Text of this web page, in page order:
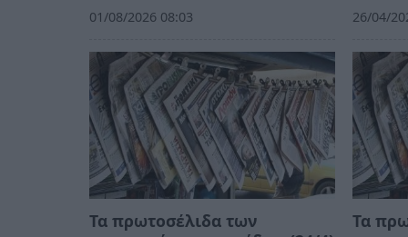
01/08/2026 08:03 26/04/
Τα πρωτοσέλιδα των
Τα